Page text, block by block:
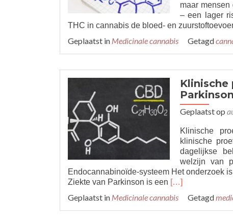
maar
– een lager
THC in cannabis de bloed- en
Geplaatst in Medicinale cannabis Getagd
Geplaatst op
Klinische
klinische
dagelijkse
welzijn van
Endocannabinoïde-systeem Het onderzoek
Ziekte van Parkinson is een Read
about
Klinische
[…]
Geplaatst in Medicinale cannabis Getagd